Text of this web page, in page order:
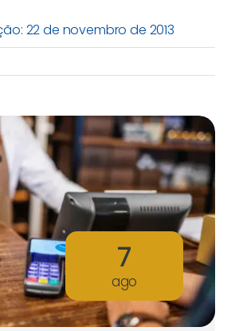
22 de novembro de 2013
7
ago